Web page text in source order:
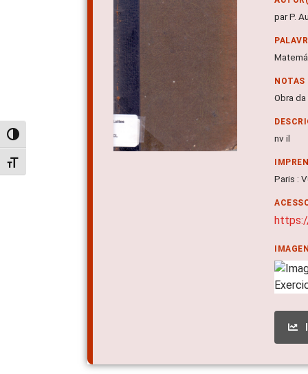
Alternar alto contraste
Alternar tamanho da fonte
par P.
NOTAS
Obra
nv il
Paris :